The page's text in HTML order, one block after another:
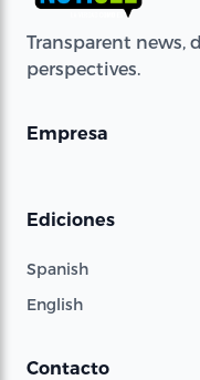
Transparent news,
perspectives.
Empresa
Ediciones
Spanish
English
Contacto